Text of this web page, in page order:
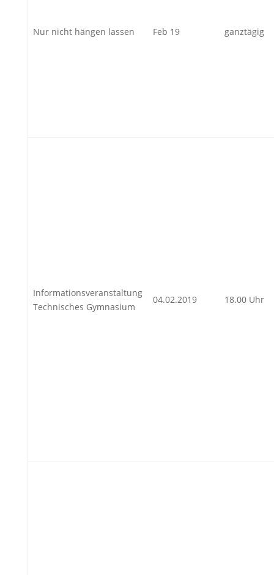
Nur nicht hängen lassen Feb 19 ganztägig
Informationsveranstaltung
Technisches Gymnasium
04.02.2019 18.00 Uhr